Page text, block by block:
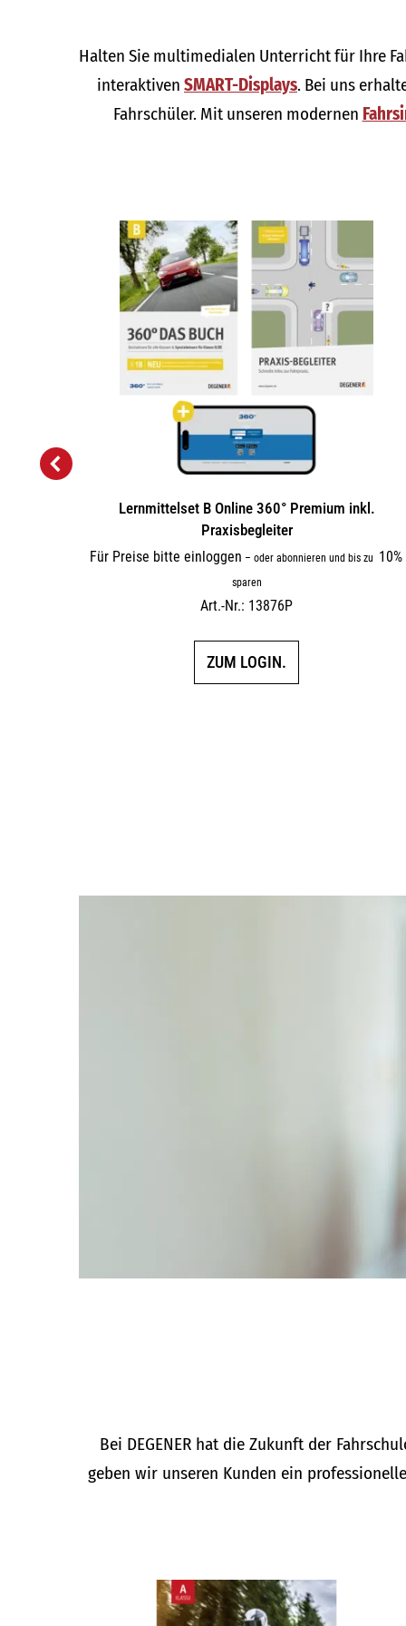
Halten Sie multimedialen Unterricht für Ihre
interaktiven SMART-Displays. Bei uns
Fahrschüler. Mit unseren modernen
Lernmittelset B Online 360° Premium inkl.
Praxisbegleiter
Für Preise bitte einloggen – oder abonnieren und bis zu 10%
sparen
Art.-Nr.: 13876P
ZUM LOGIN.
Bei DEGENER hat die Zukunft der
geben wir unseren Kunden ein